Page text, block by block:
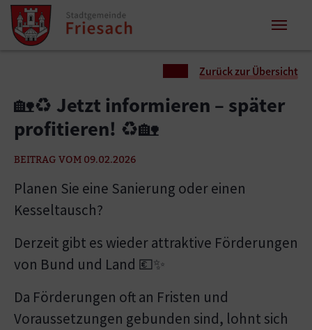
Zum Inhalt springen
Zum Seitenende springen
Zurück zur Übersicht
🏡♻️ Jetzt informieren – später
profitieren! ♻️🏡
BEITRAG VOM 09.02.2026
Planen Sie eine Sanierung oder einen
Kesseltausch?
Derzeit gibt es wieder attraktive Förderungen
von Bund und Land 💶✨
Da Förderungen oft an Fristen und
Voraussetzungen gebunden sind, lohnt sich